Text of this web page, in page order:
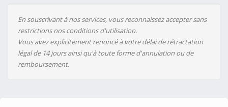
En souscrivant à nos services, vous reconnaissez accepter sans
restrictions nos conditions d'utilisation.
Vous avez explicitement renoncé à votre délai de rétractation
légal de 14 jours ainsi qu'à toute forme d'annulation ou de
remboursement.